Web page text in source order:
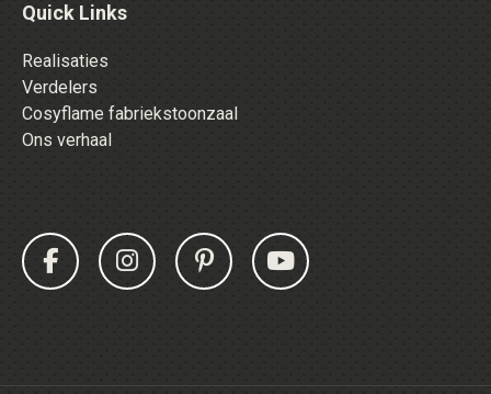
Quick Links
Realisaties
Verdelers
Cosyflame fabriekstoonzaal
Ons verhaal